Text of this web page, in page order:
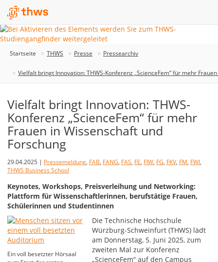
Startseite THWS Presse Pressearchiv
Vielfalt bringt Innovation: THWS-Konferenz „ScienceFem“ für mehr
Vielfalt bringt Innovation: THWS-
Konferenz „ScienceFem“ für mehr
Frauen in Wissenschaft und
Forschung
29.04.2025 | Pressemeldung, FAB, FANG, FAS, FE, FIW, FG, FKV, FM, FWI,
THWS Business School
Keynotes, Workshops, Preisverleihung und Networking:
Plattform für Wissenschaftlerinnen, berufstätige Frauen,
Schülerinnen und Studentinnen
Ein voll besetzter Hörsaal
Die Technische Hochschule
Würzburg-Schweinfurt (THWS) lädt
am Donnerstag, 5. Juni 2025, zum
zweiten Mal zur Konferenz
„ScienceFem“ auf den Campus